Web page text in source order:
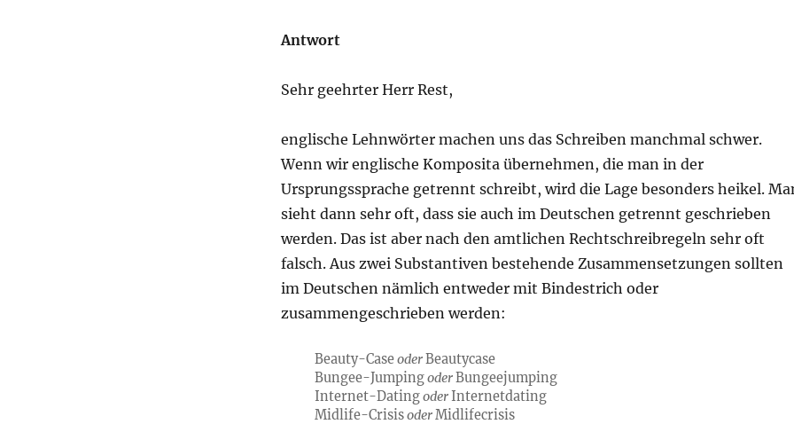
Antwort
Sehr geehrter Herr Rest,
englische Lehnwörter machen uns das Schreiben manchmal schwer.
Wenn wir englische Komposita übernehmen, die man in der
Ursprungssprache getrennt schreibt, wird die Lage besonders heikel.
sieht dann sehr oft, dass sie auch im Deutschen getrennt geschrieben
werden. Das ist aber nach den amtlichen Rechtschreibregeln sehr oft
falsch. Aus zwei Substantiven bestehende Zusammensetzungen sollten
im Deutschen nämlich entweder mit Bindestrich oder
zusammengeschrieben werden:
Beauty-CaseoderBeautycase
Bungee-JumpingoderBungeejumping
Internet-DatingoderInternetdating
Midlife-CrisisoderMidlifecrisis